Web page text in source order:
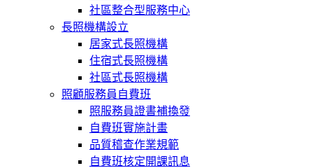
社區整合型服務中心
長照機構設立
居家式長照機構
住宿式長照機構
社區式長照機構
照顧服務員自費班
照服務員證書補換發
自費班實施計畫
品質稽查作業規範
自費班核定開課訊息